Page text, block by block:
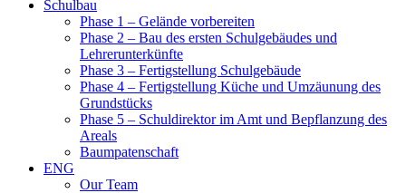
Schulbau
Phase 1 – Gelände vorbereiten
Phase 2 – Bau des ersten Schulgebäudes und
Lehrerunterkünfte
Phase 3 – Fertigstellung Schulgebäude
Phase 4 – Fertigstellung Küche und Umzäunung des
Grundstücks
Phase 5 – Schuldirektor im Amt und Bepflanzung des
Areals
Baumpatenschaft
ENG
Our Team